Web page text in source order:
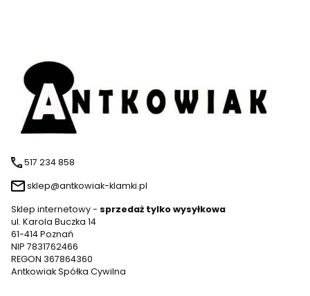
517 234 858
sklep@antkowiak-klamki.pl
Sklep internetowy - sprzedaż tylko wysyłkowa
ul. Karola Buczka 14
61-414 Poznań
NIP 7831762466
REGON 367864360
Antkowiak Spółka Cywilna